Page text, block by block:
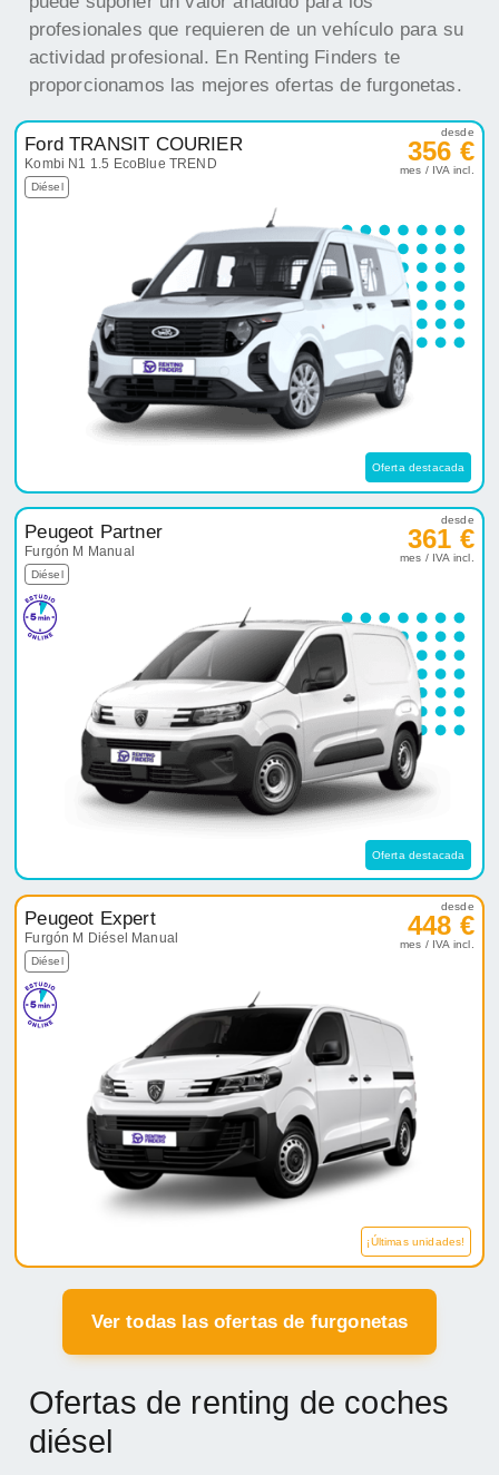
profesionales que requieren de un vehículo para su
actividad profesional. En Renting Finders te
proporcionamos las mejores ofertas de furgonetas.
Ford TRANSIT COURIER
Kombi N1 1.5 EcoBlue TREND
Diésel
desde
356 €
mes / IVA incl.
Oferta destacada
Peugeot Partner
Furgón M Manual
Diésel
desde
361 €
mes / IVA incl.
Oferta destacada
Peugeot Expert
Furgón M Diésel Manual
Diésel
desde
448 €
mes / IVA incl.
¡Últimas unidades!
Ver todas las ofertas de furgonetas
Ofertas de renting de coches
diésel